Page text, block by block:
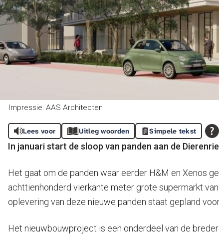
Impressie: AAS Architecten
Lees voor Uitleg woorden Simpele tekst
In januari start de sloop van panden aan de
Het gaat om de panden waar eerder H&M en Xenos
achttienhonderd vierkante meter grote supermarkt
oplevering van deze nieuwe panden staat gepland
Het nieuwbouwproject is een onderdeel van de